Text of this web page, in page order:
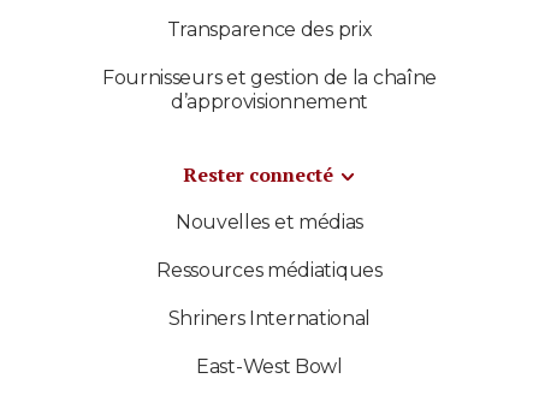
Transparence des prix
Fournisseurs et gestion de la chaîne
d’approvisionnement
Rester connecté
Nouvelles et médias
Ressources médiatiques
Shriners International
East-West Bowl